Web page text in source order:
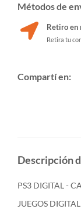
Métodos de
Retiro en
Retira tu
Compartí en:
Descripción
PS3 DIGITAL -
JUEGOS